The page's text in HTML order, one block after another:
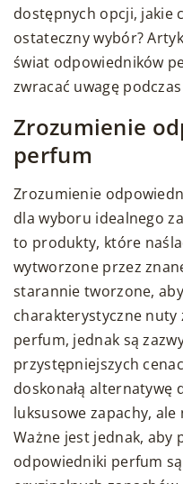
dostępnych opcji, jakie
ostateczny wybór?
świat odpowiedników
zwracać uwagę
Zrozumienie
perfum
Zrozumienie
dla wyboru idealnego
to produkty, które
wytworzone przez
starannie tworzone,
charakterystyczne nuty
perfum, jednak są
przystępniejszych
doskonałą alternatywę
luksusowe zapachy, ale
Ważne jest jednak, aby
odpowiedniki perfum